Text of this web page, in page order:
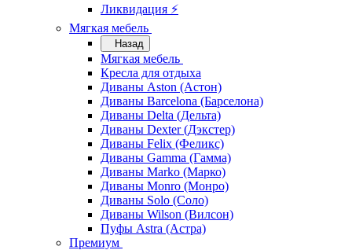
Ликвидация ⚡
Мягкая мебель
Назад
Мягкая мебель
Кресла для отдыха
Диваны Aston (Астон)
Диваны Barcelona (Барселона)
Диваны Delta (Дельта)
Диваны Dexter (Дэкстер)
Диваны Felix (Феликс)
Диваны Gamma (Гамма)
Диваны Marko (Марко)
Диваны Monro (Монро)
Диваны Solo (Соло)
Диваны Wilson (Вилсон)
Пуфы Astra (Астра)
Премиум